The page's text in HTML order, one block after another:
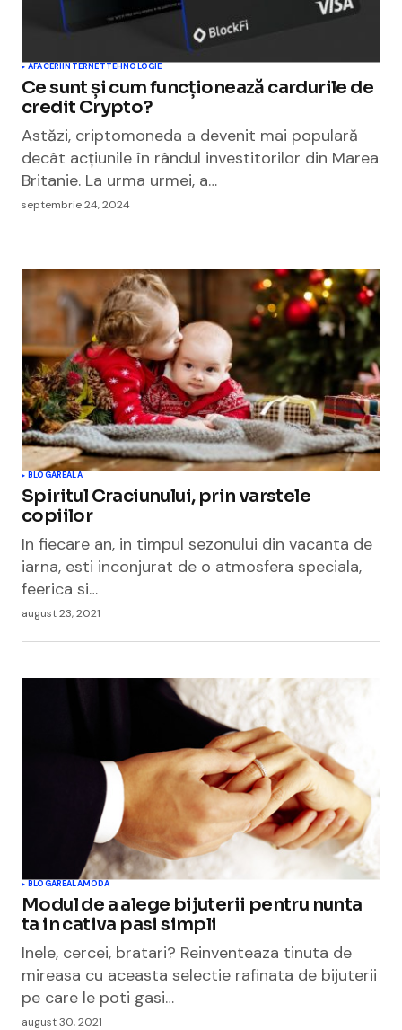
AFACERIINTERNETTEHNOLOGIE
Ce sunt și cum funcționează cardurile de
credit Crypto?
Astăzi, criptomoneda a devenit mai populară
decât acțiunile în rândul investitorilor din Marea
Britanie. La urma urmei, a…
septembrie 24, 2024
BLOGAREALA
Spiritul Craciunului, prin varstele
copiilor
In fiecare an, in timpul sezonului din vacanta de
iarna, esti inconjurat de o atmosfera speciala,
feerica si…
august 23, 2021
BLOGAREALAMODA
Modul de a alege bijuterii pentru nunta
ta in cativa pasi simpli
Inele, cercei, bratari? Reinventeaza tinuta de
mireasa cu aceasta selectie rafinata de bijuterii
pe care le poti gasi…
august 30, 2021